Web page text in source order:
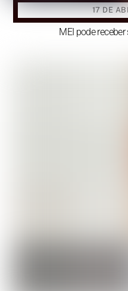
17 DE
MEI pode